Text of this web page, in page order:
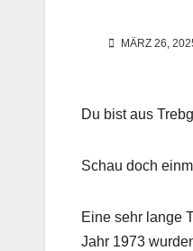
MÄRZ 26,
Du bist aus
Schau doch
Eine sehr lange
Jahr 1973